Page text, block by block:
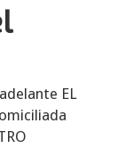
EL